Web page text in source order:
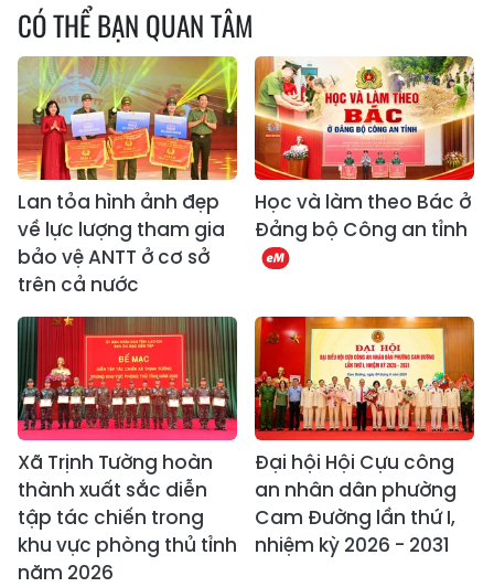
CÓ THỂ BẠN QUAN TÂM
Lan tỏa hình ảnh đẹp
về lực lượng tham gia
bảo vệ ANTT ở cơ sở
trên cả nước
Học và làm theo Bác ở
Đảng bộ Công an tỉnh
Xã Trịnh Tường hoàn
thành xuất sắc diễn
tập tác chiến trong
khu vực phòng thủ tỉnh
năm 2026
Đại hội Hội Cựu công
an nhân dân phường
Cam Đường lần thứ I,
nhiệm kỳ 2026 - 2031